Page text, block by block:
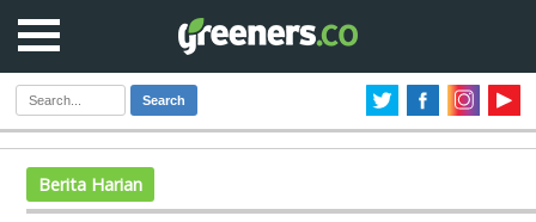
Search
Berita Harian